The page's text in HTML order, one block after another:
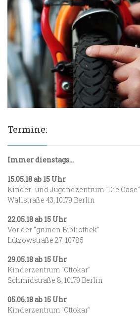
Termine:
Immer dienstags...
15.05.18 ab 15 Uhr
Kinder- und Jugendzentrum "Die Oase"
Wallstraße 43, 10179 Berlin
22.05.18 ab 15 Uhr
Vor der "grünen Bibliothek"
Lützowstraße 27, 10785
29.05.18 ab 15 Uhr
Kinderzentrum "Ottokar"
Schmidstraße 8, 10179 Berlin
05.06.18 ab 15 Uhr
Kinderzentrum "Ottokar"